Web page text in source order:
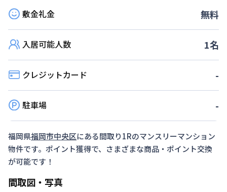
敷金礼金 無料
入居可能人数 1名
クレジットカード -
駐車場 -
福岡県福岡市中央区にある間取り1Rのマンスリーマンション
物件です。ポイント獲得で、さまざまな商品・ポイント交換
が可能です！
間取図・写真